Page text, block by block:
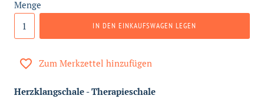
Menge
IN DEN EINKAUFSWAGEN LEGEN
Zum Merkzettel hinzufügen
Herzklangschale - Therapieschale